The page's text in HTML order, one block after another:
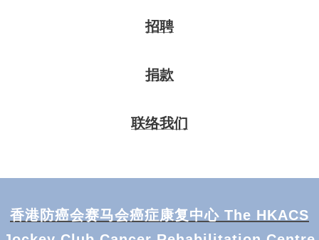
招聘
捐款
联络我们
香港防癌会赛马会癌症康复中心 The HKACS